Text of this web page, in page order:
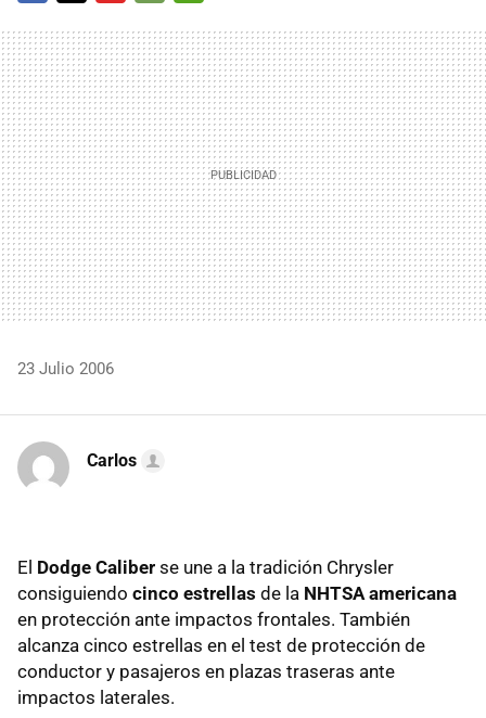
MAIL
23 Julio 2006
Carlos
El Dodge Caliber se une a la tradición Chrysler
consiguiendo cinco estrellas de la NHTSA americana
en protección ante impactos frontales. También
alcanza cinco estrellas en el test de protección de
conductor y pasajeros en plazas traseras ante
impactos laterales.